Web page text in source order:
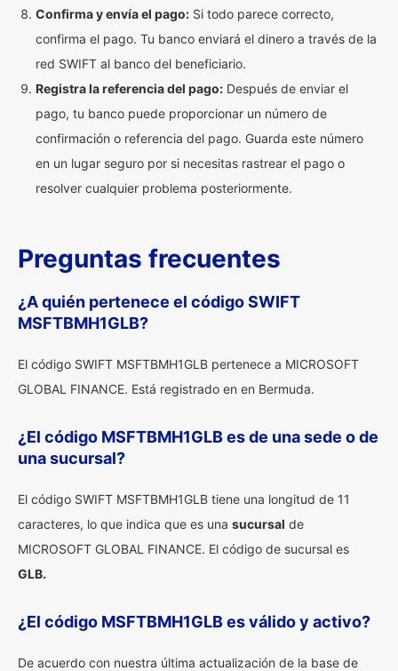
Confirma y envía el pago: Si todo parece correcto,
confirma el pago. Tu banco enviará el dinero a través de la
red SWIFT al banco del beneficiario.
Registra la referencia del pago: Después de enviar el
pago, tu banco puede proporcionar un número de
confirmación o referencia del pago. Guarda este número
en un lugar seguro por si necesitas rastrear el pago o
resolver cualquier problema posteriormente.
Preguntas frecuentes
¿A quién pertenece el código SWIFT
MSFTBMH1GLB?
El código SWIFT MSFTBMH1GLB pertenece a MICROSOFT
GLOBAL FINANCE. Está registrado en en Bermuda.
¿El código MSFTBMH1GLB es de una sede o de
una sucursal?
El código SWIFT MSFTBMH1GLB tiene una longitud de 11
caracteres, lo que indica que es una sucursal de
MICROSOFT GLOBAL FINANCE. El código de sucursal es
GLB.
¿El código MSFTBMH1GLB es válido y activo?
De acuerdo con nuestra última actualización de la base de